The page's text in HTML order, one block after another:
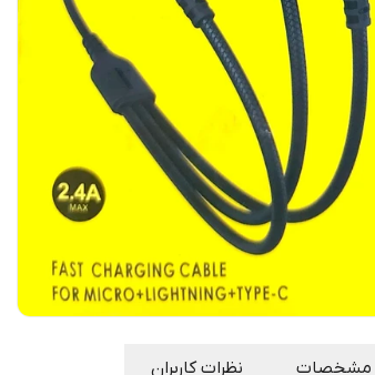
مشخصات نظرات کاربران